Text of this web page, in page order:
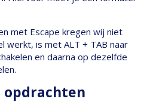
met Escape kregen wij niet
werkt, is met ALT + TAB naar
en daarna op dezelfde
opdrachten